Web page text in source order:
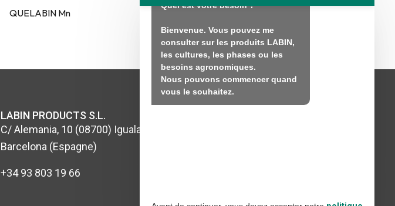
QUELABIN Mn
LABIN PRODUCTS S.L.
C/ Alemania, 10 (08700) Igualada,
Barcelona (Espagne)
+34 93 803 19 66
Quel est votre besoin ?
Bienvenue. Vous pouvez me
consulter sur les produits LABIN,
les cultures, les phases ou les
besoins agronomiques.
Nous pouvons commencer quand
vous le souhaitez.